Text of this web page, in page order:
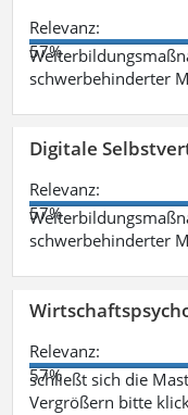
Relevanz:
57%
schwerbehinderter
Digitale
Relevanz:
57%
schwerbehinderter
Relevanz:
57%
schließt sich die
Vergrößern bitte